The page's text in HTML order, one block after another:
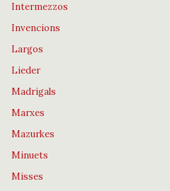
Intermezzos
Invencions
Largos
Lieder
Madrigals
Marxes
Mazurkes
Minuets
Misses